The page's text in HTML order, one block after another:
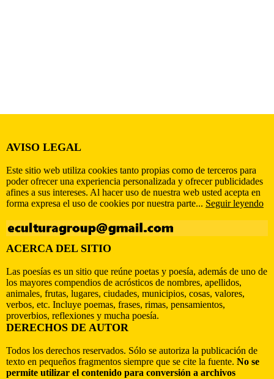
AVISO LEGAL
Este sitio web utiliza cookies tanto propias como de terceros para
poder ofrecer una experiencia personalizada y ofrecer publicidades
afines a sus intereses. Al hacer uso de nuestra web usted acepta en
forma expresa el uso de cookies por nuestra parte... Seguir leyendo
ACERCA DEL SITIO
Las poesías es un sitio que reúne poetas y poesía, además de uno de
los mayores compendios de acrósticos de nombres, apellidos,
animales, frutas, lugares, ciudades, municipios, cosas, valores,
verbos, etc. Incluye poemas, frases, rimas, pensamientos,
proverbios, reflexiones y mucha poesía.
DERECHOS DE AUTOR
Todos los derechos reservados. Sólo se autoriza la publicación de
texto en pequeños fragmentos siempre que se cite la fuente. No se
permite utilizar el contenido para conversión a archivos